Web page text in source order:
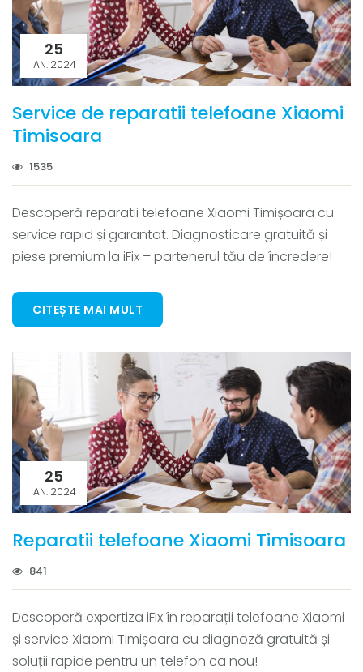
25
IAN. 2024
Service de reparatii telefoane Xiaomi
Timisoara
1535
Descoperă reparatii telefoane Xiaomi Timișoara cu
service rapid și garantat. Diagnosticare gratuită și
piese premium la iFix – partenerul tău de încredere!
CITEȘTE MAI MULT
25
IAN. 2024
Reparatii telefoane Xiaomi Timisoara
841
Descoperă expertiza iFix în reparații telefoane Xiaomi
și service Xiaomi Timișoara cu diagnoză gratuită și
soluții rapide pentru un telefon ca nou!